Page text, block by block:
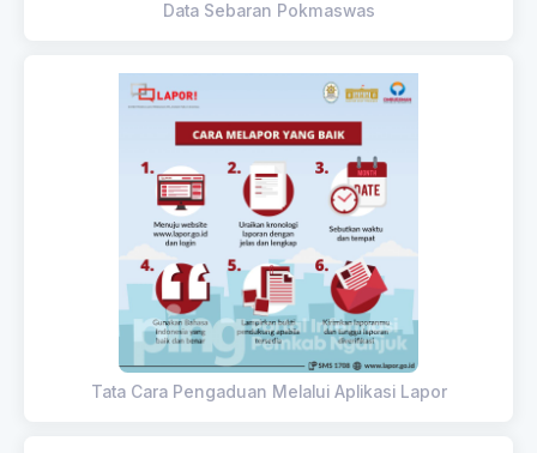
Data Sebaran Pokmaswas
Tata Cara Pengaduan Melalui Aplikasi Lapor